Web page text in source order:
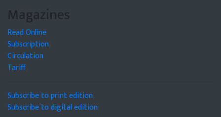
Magazines
Read Online
Subscription
Circulation
Tariff
Subscribe to print edition
Subscribe to digital edition